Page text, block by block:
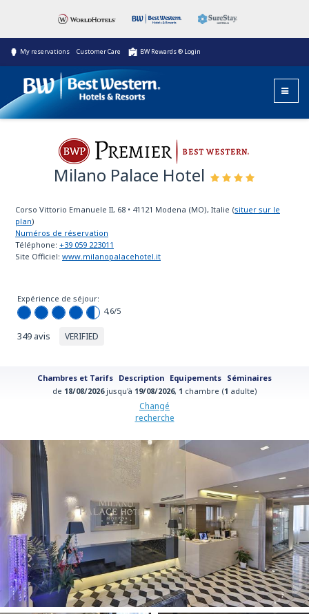
My reservations Customer Care BW Rewards ® Login
Best Western Premier
Milano Palace Hotel
Corso Vittorio Emanuele II, 68 • 41121 Modena (MO), Italie (situer sur le
plan)
Numéros de réservation
Téléphone: +39 059 223011
Site Officiel: www.milanopalacehotel.it
Expérience de séjour:
4,6/5
349 avis VERIFIED
Chambres et Tarifs Description Equipements Séminaires
de 18/08/2026jusqu'à 19/08/2026, 1 chambre (1 adulte)
Changé
recherche